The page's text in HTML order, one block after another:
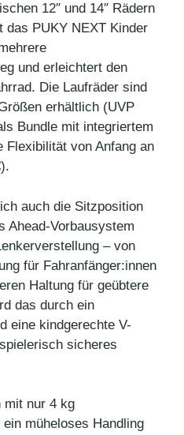
12″ und 14″ Rädern
das PUKY NEXT Kinder
und erleichtert den
Die Laufräder sind
erhältlich (UVP
Bundle mit integriertem
Flexibilität von Anfang an
auch die Sitzposition
Ahead-Vorbausystem
– von
für Fahranfänger:innen
Haltung für geübtere
das durch ein
eine kindgerechte V-
sicheres
mit nur 4 kg
müheloses Handling